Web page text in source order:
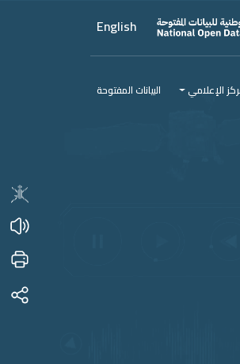
English
الإعلامي البيانات المفتوحة